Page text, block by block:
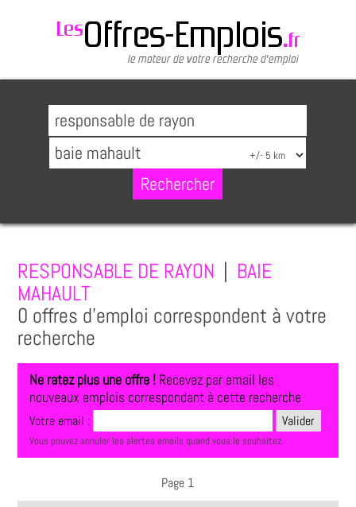
RESPONSABLE DE RAYON
BAIE
MAHAULT
0 offres d'emploi correspondent à votre
recherche
Ne ratez plus une offre ! Recevez par email les
nouveaux emplois correspondant à cette recherche
Votre email :
Vous pouvez annuler les alertes emails quand vous le souhaitez.
Page 1